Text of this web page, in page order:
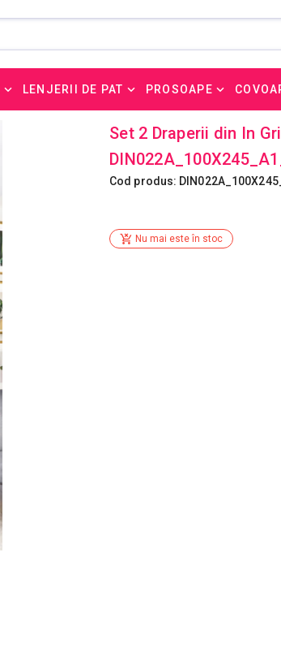
LENJERII DE PAT PROSOAPE
Set 2 Draperii din In
Cod produs:
Nu mai este în stoc